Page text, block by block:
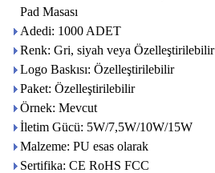
Pad Masası
Adedi: 1000 ADET
Renk: Gri, siyah veya Özelleştirilebilir
Logo Baskısı: Özelleştirilebilir
Paket: Özelleştirilebilir
Örnek: Mevcut
İletim Gücü: 5W/7,5W/10W/15W
Malzeme: PU esas olarak
Sertifika: CE RoHS FCC